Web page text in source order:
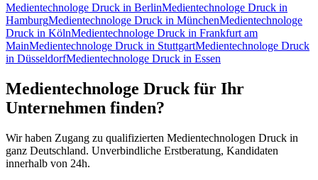
Medientechnologe Druck in BerlinMedientechnologe Druck in
HamburgMedientechnologe Druck in MünchenMedientechnologe
Druck in KölnMedientechnologe Druck in Frankfurt am
MainMedientechnologe Druck in StuttgartMedientechnologe Druck
in DüsseldorfMedientechnologe Druck in Essen
Medientechnologe Druck für Ihr
Unternehmen finden?
Wir haben Zugang zu qualifizierten Medientechnologen Druck in
ganz Deutschland. Unverbindliche Erstberatung, Kandidaten
innerhalb von 24h.